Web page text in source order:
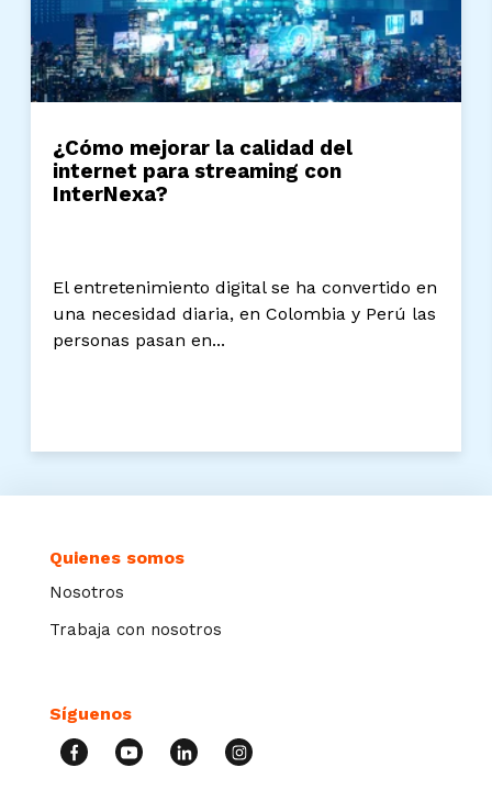
¿Cómo mejorar la calidad del
internet para streaming con
InterNexa?
El entretenimiento digital se ha convertido en
una necesidad diaria, en Colombia y Perú las
personas pasan en...
Quienes somos
Nosotros
Trabaja con nosotros
Síguenos